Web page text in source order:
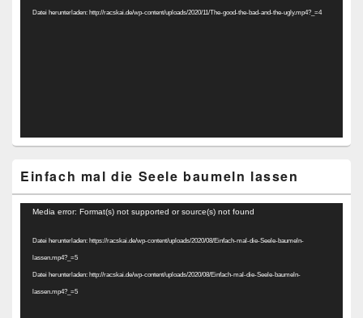
Datei herunterladen: http://racskai.de/wp-content/uploads/2020/11/The-good-the-bad-and-the-ugly.mp4?_=4
Einfach mal die Seele baumeln lassen
Video-
Media error: Format(s) not supported or source(s) not found
Datei herunterladen: https://racskai.de/wp-content/uploads/2020/08/Einfach-mal-die-Seele-baumeln-
lassen.mp4?_=5
Datei herunterladen: http://racskai.de/wp-content/uploads/2020/08/Einfach-mal-die-Seele-baumeln-
lassen.mp4?_=5